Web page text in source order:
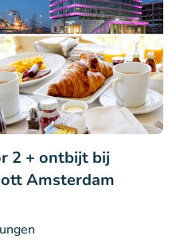
2 + ontbijt bij
Amsterdam